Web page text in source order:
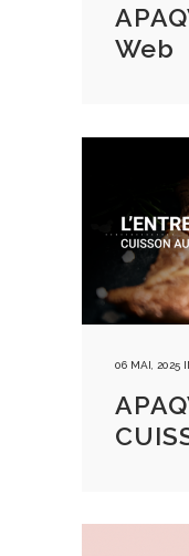
Web
06 MAI, 2025